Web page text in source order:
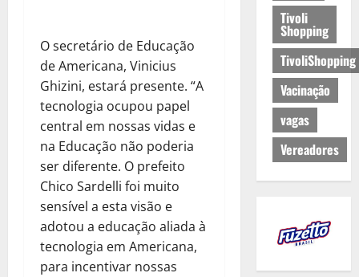
O secretário de Educação
de Americana, Vinicius
Ghizini, estará presente. “A
tecnologia ocupou papel
central em nossas vidas e
na Educação não poderia
ser diferente. O prefeito
Chico Sardelli foi muito
sensível a esta visão e
adotou a educação aliada à
tecnologia em Americana,
para incentivar nossas
Tivoli
Shopping
TivoliShopping
Vacinação
vagas
Vereadores